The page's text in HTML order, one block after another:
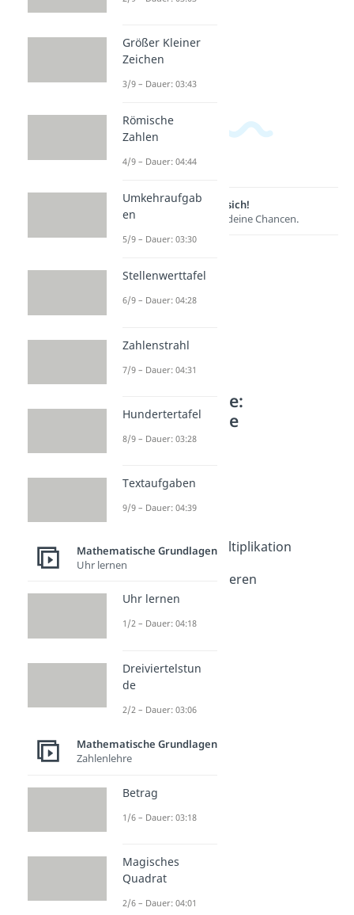
Lernen lohnt sich!
Entdecke hier deine Chancen.
Weitere Inhalte:
Mathematische
Grundlagen
Multiplizieren
Malaufgaben
Halbschriftliche Multiplikation
Dauer: 03:46
Schriftlich multiplizieren
Dauer: 03:37
Dauer: 03:00
Größer Kleiner
Zeichen
3/9 – Dauer: 03:43
Römische
Zahlen
4/9 – Dauer: 04:44
Umkehraufgab
en
5/9 – Dauer: 03:30
Stellenwerttafel
6/9 – Dauer: 04:28
Zahlenstrahl
7/9 – Dauer: 04:31
Hundertertafel
8/9 – Dauer: 03:28
Textaufgaben
9/9 – Dauer: 04:39
Mathematische Grundlagen
Uhr lernen
Uhr lernen
1/2 – Dauer: 04:18
Dreiviertelstun
de
2/2 – Dauer: 03:06
Mathematische Grundlagen
Zahlenlehre
Betrag
1/6 – Dauer: 03:18
Magisches
Quadrat
2/6 – Dauer: 04:01